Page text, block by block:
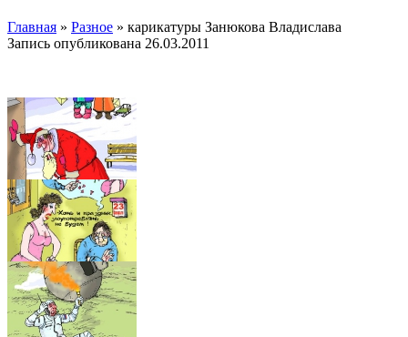
Главная » Разное » карикатуры Занюкова Владислава
Запись опубликована 26.03.2011